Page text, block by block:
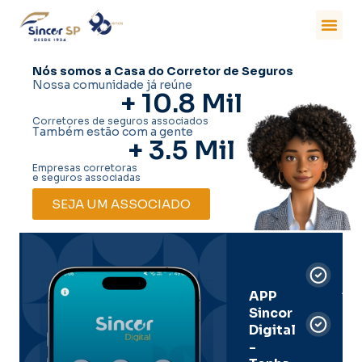
Nós somos a Casa do Corretor de Seguros
Nossa comunidade já reúne
+ 10.8 Mil
Corretores de seguros associados
Também estão com a gente
+ 3.5 Mil
Empresas corretoras
e seguros associadas
SEJA UM ASSOCIADO
APP
Sincor
Digital
-